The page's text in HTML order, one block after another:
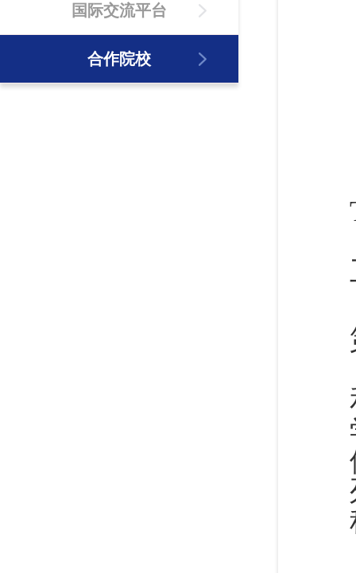
国际交流平台
合作院校